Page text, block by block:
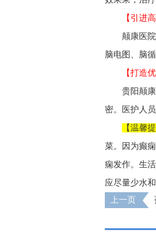
【引进
颠康医
脑电图、脑
【打造
贵阳颠
密。医护人
【温馨
菜。因为癫
痫发作。生
应尽量少水
上一页